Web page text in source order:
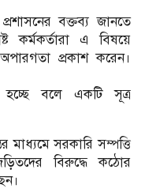
প্রশাসনের বক্তব্য জানতে
কর্মকর্তারা এ বিষয়ে
প্রকাশ করেন।
বলে একটি সূত্র
মাধ্যমে সরকারি সম্পত্তি
বিরুদ্ধে কঠোর